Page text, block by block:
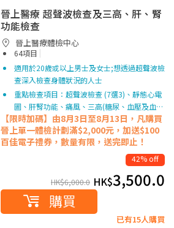
晉上醫療 超聲波檢查及三高、肝、腎
功能檢查
晉上醫療體檢中心
64項目 |
適用於20歲或以上男士及女士;想透過超聲波檢
查深入檢查身體狀況的人士
重點檢查項目：超聲波檢查 (7選3)、靜態心電
圖、肝腎功能、痛風、三高(糖尿、血壓及血…
【限時加碼】由8月3日至8月13日，凡購買
晉上單一體檢計劃滿$2,000元，加送$100
百佳電子禮券，數量有限，送完即止！
42% off
HK$6,000.0 HK$3,500.0
購買
已有15人購買